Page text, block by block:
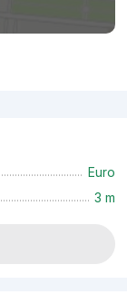
Euro
3 m